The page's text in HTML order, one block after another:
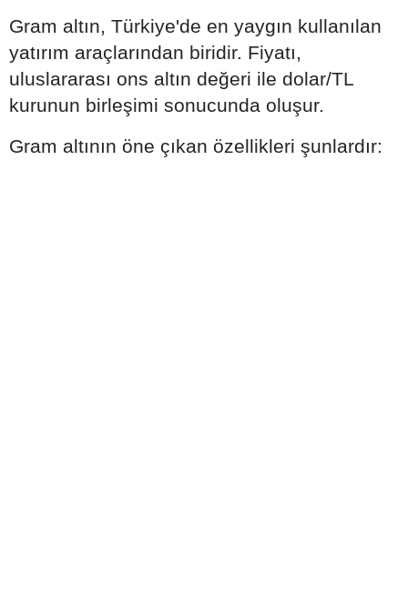
Gram altın, Türkiye'de en yaygın kullanılan
yatırım araçlarından biridir. Fiyatı,
uluslararası ons altın değeri ile dolar/TL
kurunun birleşimi sonucunda oluşur.
Gram altının öne çıkan özellikleri şunlardır: